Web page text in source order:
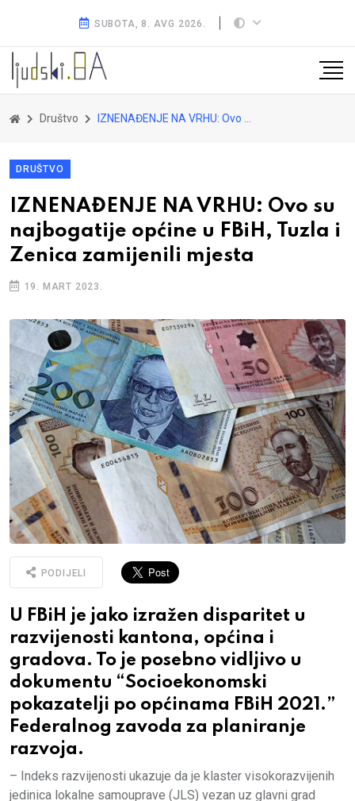
SUBOTA, 8. AVG 2026.
Društvo IZNENAĐENJE NA VRHU: Ovo su najbogatije općine u FBiH, Tuzla i Zenica zamijenili mjesta
DRUŠTVO
IZNENAĐENJE NA VRHU: Ovo su
najbogatije općine u FBiH, Tuzla i
Zenica zamijenili mjesta
19. MART 2023.
PODIJELI
U FBiH je jako izražen disparitet u
razvijenosti kantona, općina i
gradova. To je posebno vidljivo u
dokumentu “Socioekonomski
pokazatelji po općinama FBiH 2021.”
Federalnog zavoda za planiranje
razvoja.
– Indeks razvijenosti ukazuje da je klaster visokorazvijenih
jedinica lokalne samouprave (JLS) vezan uz glavni grad